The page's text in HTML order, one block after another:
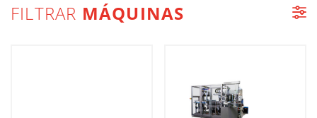
FILTRAR MÁQUINAS